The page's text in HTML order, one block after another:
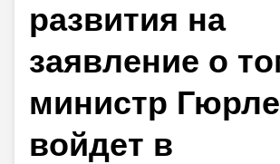
развития на
заявление о
министр
войдет в